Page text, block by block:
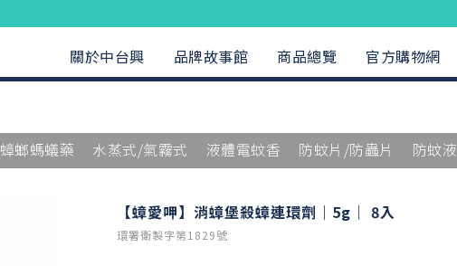
關於中台興 品牌故事館 商品總覽 官方購物網
蟑螂螞蟻藥 水蒸式/氣霧式 液體電蚊香 防蚊片/防蟲片 防蚊液
【蟑愛呷】消蟑堡殺蟑連環劑｜5g｜ 8入
環署衛製字第1829號